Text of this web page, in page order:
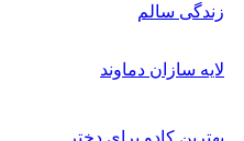
زندگی سالم
لایه سازان دماوند